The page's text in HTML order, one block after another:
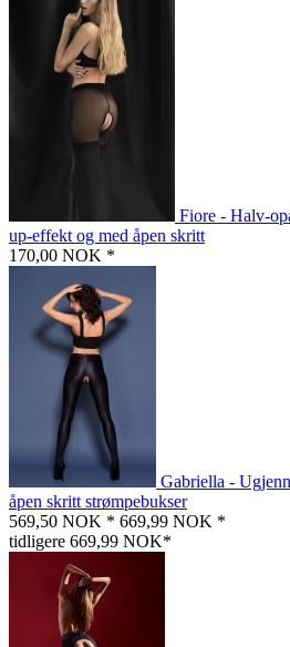
Fiore - Halv-
up-effekt og med åpen skritt
170,00 NOK *
Gabriella -
åpen skritt strømpebukser
569,50 NOK * 669,99 NOK *
tidligere 669,99 NOK*